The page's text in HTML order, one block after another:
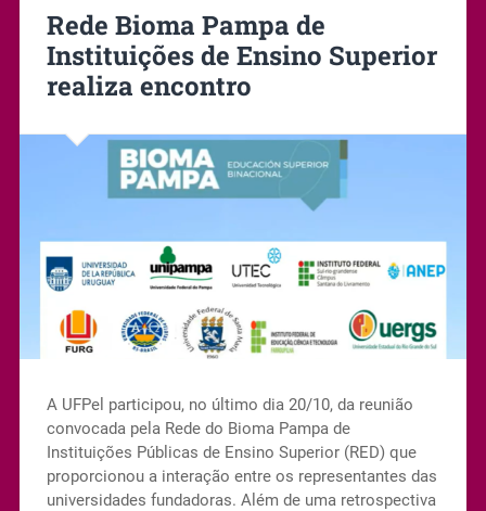
Rede Bioma Pampa de
Instituições de Ensino Superior
realiza encontro
A UFPel participou, no último dia 20/10, da reunião
convocada pela Rede do Bioma Pampa de
Instituições Públicas de Ensino Superior (RED) que
proporcionou a interação entre os representantes das
universidades fundadoras. Além de uma retrospectiva